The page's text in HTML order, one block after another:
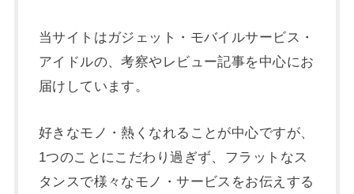
当サイトはガジェット・モバイルサービス・
アイドルの、考察やレビュー記事を中心にお
届けしています。
好きなモノ・熱くなれることが中心ですが、
1つのことにこだわり過ぎず、フラットなス
タンスで様々なモノ・サービスをお伝えする